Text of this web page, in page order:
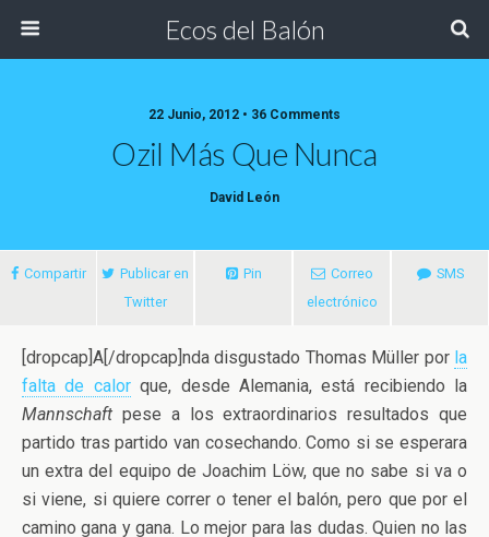
Ecos del Balón
22 Junio, 2012 • 36 Comments
Ozil Más Que Nunca
David León
Compartir
Publicar en
Twitter
Pin
Correo
electrónico
SMS
[dropcap]A[/dropcap]nda disgustado Thomas Müller por la
falta de calorque, desde Alemania, está recibiendo la
Mannschaft pese a los extraordinarios resultados que
partido tras partido van cosechando. Como si se esperara
un extra del equipo de Joachim Löw, que no sabe si va o
si viene, si quiere correr o tener el balón, pero que por el
camino gana y gana. Lo mejor para las dudas. Quien no las